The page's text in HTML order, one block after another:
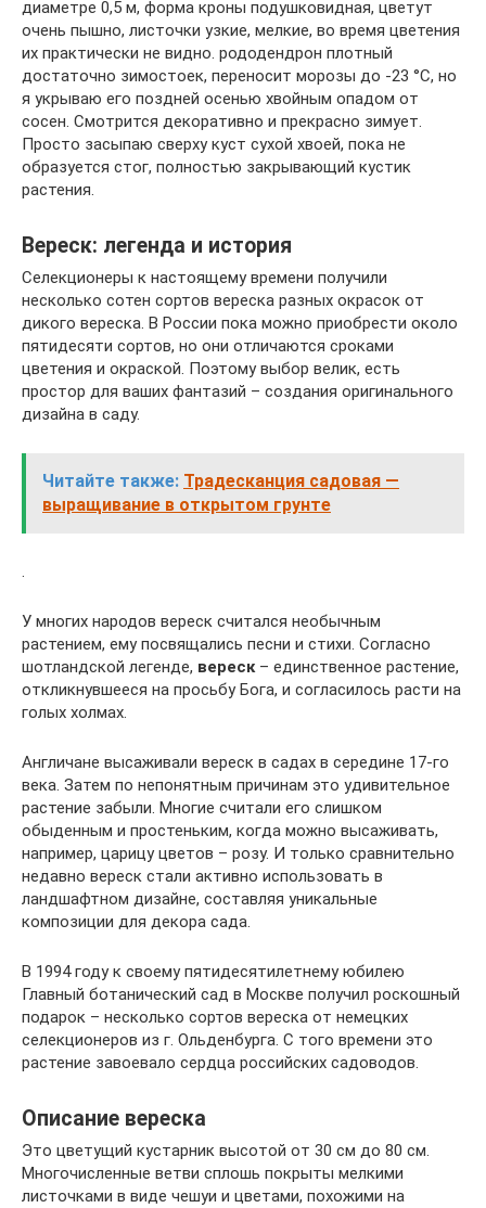
диаметре 0,5 м, форма кроны подушковидная, цветут
очень пышно, листочки узкие, мелкие, во время цветения
их практически не видно. рододендрон плотный
достаточно зимостоек, переносит морозы до -23 °С, но
я укрываю его поздней осенью хвойным опадом от
сосен. Смотрится декоративно и прекрасно зимует.
Просто засыпаю сверху куст сухой хвоей, пока не
образуется стог, полностью закрывающий кустик
растения.
Вереск: легенда и история
Селекционеры к настоящему времени получили
несколько сотен сортов вереска разных окрасок от
дикого вереска. В России пока можно приобрести около
пятидесяти сортов, но они отличаются сроками
цветения и окраской. Поэтому выбор велик, есть
простор для ваших фантазий – создания оригинального
дизайна в саду.
Читайте также: Традесканция садовая —
выращивание в открытом грунте
.
У многих народов вереск считался необычным
растением, ему посвящались песни и стихи. Согласно
шотландской легенде, вереск– единственное растение,
откликнувшееся на просьбу Бога, и согласилось расти на
голых холмах.
Англичане высаживали вереск в садах в середине 17-го
века. Затем по непонятным причинам это удивительное
растение забыли. Многие считали его слишком
обыденным и простеньким, когда можно высаживать,
например, царицу цветов – розу. И только сравнительно
недавно вереск стали активно использовать в
ландшафтном дизайне, составляя уникальные
композиции для декора сада.
В 1994 году к своему пятидесятилетнему юбилею
Главный ботанический сад в Москве получил роскошный
подарок – несколько сортов вереска от немецких
селекционеров из г. Ольденбурга. С того времени это
растение завоевало сердца российских садоводов.
Описание вереска
Это цветущий кустарник высотой от 30 см до 80 см.
Многочисленные ветви сплошь покрыты мелкими
листочками в виде чешуи и цветами, похожими на